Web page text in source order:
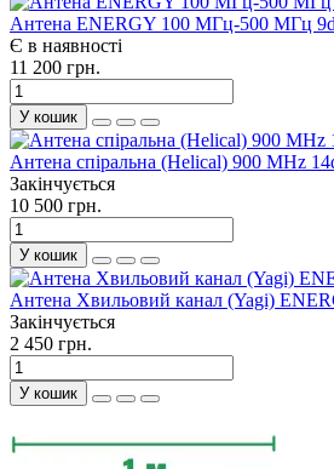
Антена ENERGY 100 МГц-500 МГц
Є в наявності
11 200 грн.
У кошик
Антена спіральна (Helical) 900 MHz
Закінчується
10 500 грн.
У кошик
Антена Хвильовий канал (Yagi)
Закінчується
2 450 грн.
У кошик